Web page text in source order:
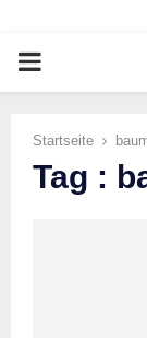
PRIMARY
Startseite
Tag :